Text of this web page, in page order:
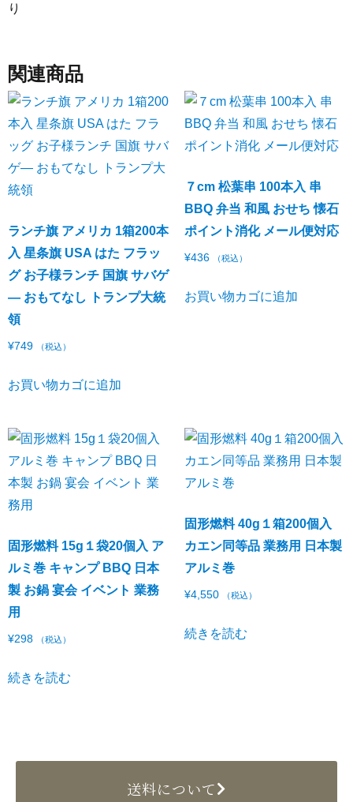
り
関連商品
ランチ旗 アメリカ 1箱200本
入 星条旗 USA はた フラッ
グ お子様ランチ 国旗 サバゲ
― おもてなし トランプ大統
領
¥749 （税込）
お買い物カゴに追加
７cm 松葉串 100本入 串
BBQ 弁当 和風 おせち 懐石
ポイント消化 メール便対応
¥436 （税込）
お買い物カゴに追加
固形燃料 15g１袋20個入 ア
ルミ巻 キャンプ BBQ 日本
製 お鍋 宴会 イベント 業務
用
¥298 （税込）
続きを読む
固形燃料 40g１箱200個入
カエン同等品 業務用 日本製
アルミ巻
¥4,550 （税込）
続きを読む
送料について